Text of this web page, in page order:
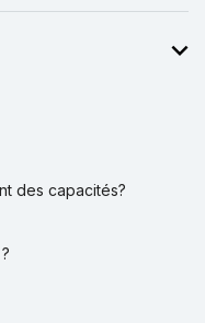
des capacités?